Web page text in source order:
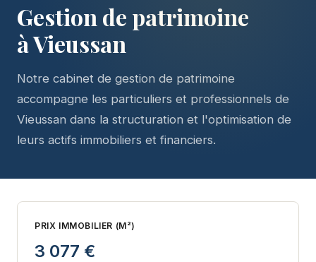
Gestion de patrimoine
à Vieussan
Notre cabinet de gestion de patrimoine
accompagne les particuliers et professionnels de
Vieussan dans la structuration et l'optimisation de
leurs actifs immobiliers et financiers.
PRIX IMMOBILIER (M²)
3 077 €